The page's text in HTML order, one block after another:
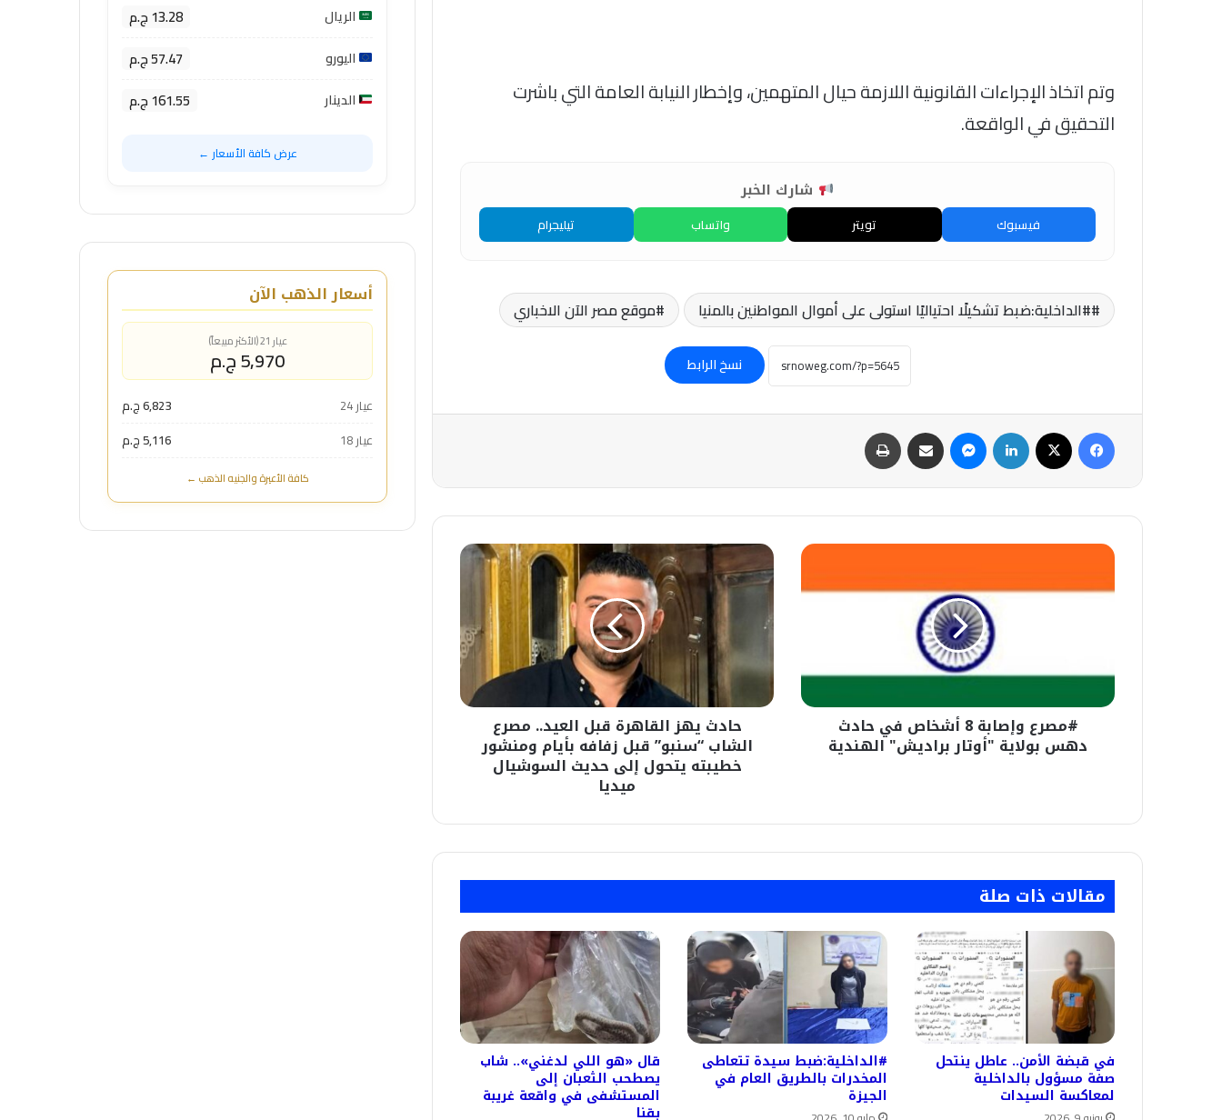
وتم اتخاذ الإجراءات القانونية اللازمة حيال المتهمين، وإخطار النيابة العامة التي باشرت
التحقيق في الواقعة.
شارك الخبر
فيسبوك تويتر واتساب تيليجرام
#الداخلية:ضبط تشكيلًا احتياليًا استولى على أموال المواطنين بالمنيا موقع مصر الآن الاخباري
نسخ الرابط
فيسبوك لينكدإن ماسنجر مشاركة عبر البريد
#مصرع
8
"أوتار
الهندية
#مصرع وإصابة 8 أشخاص في حادث
دهس بولاية "أوتار براديش" الهندية
حادث
يهز
القاهرة
قبل
العيد..
الشاب
قبل
ومنشور
إلى
السوشيال
ميديا
حادث يهز القاهرة قبل العيد.. مصرع
الشاب “سنبو” قبل زفافه بأيام ومنشور
خطيبته يتحول إلى حديث السوشيال
ميديا
مقالات ذات صلة
في قبضة الأمن.. عاطل ينتحل
صفة مسؤول بالداخلية
لمعاكسة السيدات
#الداخلية:ضبط سيدة تتعاطى
المخدرات بالطريق العام في
الجيزة
قال «هو اللي لدغني».. شاب
يصطحب الثعبان إلى
المستشفى في واقعة غريبة
بقنا
الريال 13.28 ج.م
اليورو 57.47 ج.م
الدينار 161.55 ج.م
عرض كافة الأسعار ←
أسعار الذهب الآن
عيار 21 (الأكثر مبيعاً)
5,970 ج.م
عيار 24
6,823 ج.م
عيار 18
5,116 ج.م
كافة الأعيرة والجنيه الذهب ←